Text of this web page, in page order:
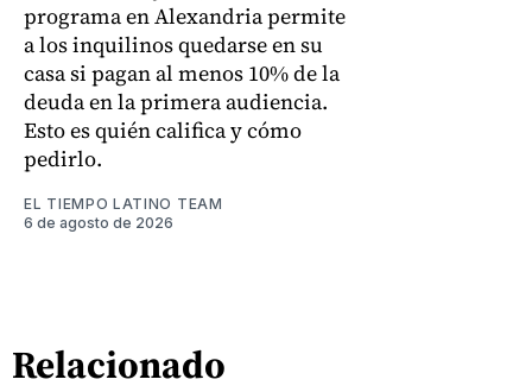
programa en Alexandria permite
a los inquilinos quedarse en su
casa si pagan al menos 10% de la
deuda en la primera audiencia.
Esto es quién califica y cómo
pedirlo.
EL TIEMPO LATINO TEAM
6 de agosto de 2026
Relacionado